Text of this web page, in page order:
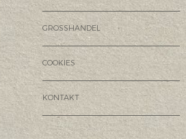
GROSSHANDEL
COOKIES
KONTAKT